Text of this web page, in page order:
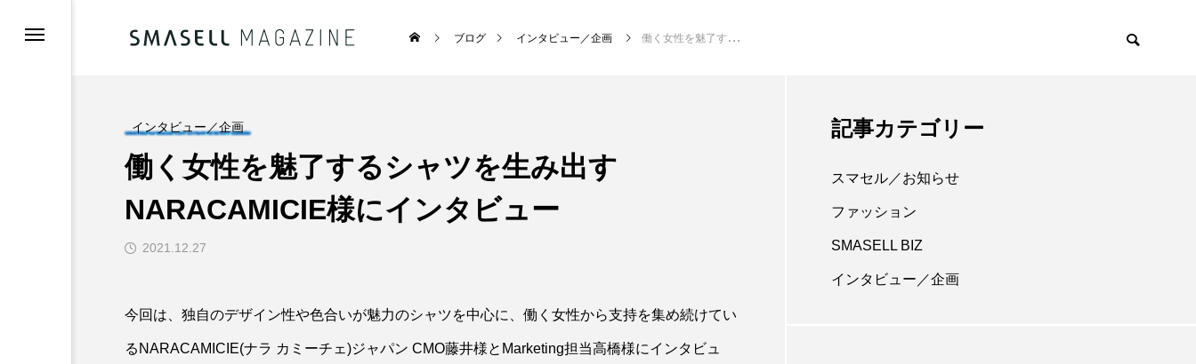
ブログ インタビュー／企画 働く女性を魅了するシャツを生み出すNARACAMICIE様にインタビュー
インタビュー／企画
働く女性を魅了するシャツを生み出す
NARACAMICIE様にインタビュー
2021.12.27
今回は、独自のデザイン性や色合いが魅力のシャツを中心に、働く女性から支持を集め続けてい
るNARACAMICIE(ナラ カミーチェ)ジャパン CMO藤井様とMarketing担当高橋様にインタビュ
記事カテゴリー
スマセル／お知らせ
ファッション
SMASELL BIZ
インタビュー／企画